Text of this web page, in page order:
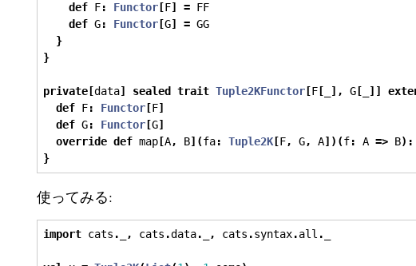
def F: Functor [F] = FF
def G: Functor [G] = GG
}
}
private [data] sealed trait Tuple2KFunctor [F [ ], G [ ]]
def F: Functor [F]
def G: Functor [G]
override def map [A, B](fa: Tuple2K[F, G, A])(f: A => B):
}
使ってみる:
import cats . , cats .data. , cats .syntax.all .